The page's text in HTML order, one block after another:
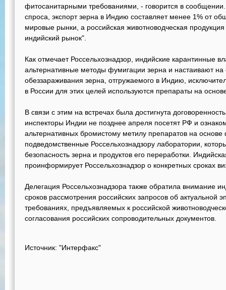
фитосанитарными требованиями, - говорится в
спроса, экспорт зерна в Индию составляет менее 1% от
мировые рынки, а российская животноводческая
индийский рынок".
Как отмечает Россельхознадзор, индийские карантинные
альтернативные методы фумигации зерна и настаивают
обеззараживания зерна, отгружаемого в Индию,
в России для этих целей используются препараты на
В связи с этим на встречах была достигнута
инспекторы Индии не позднее апреля посетят РФ и
альтернативных бромистому метилу препаратов на
подведомственные Россельхознадзору лаборатории,
безопасность зерна и продуктов его переработки.
проинформирует Россельхознадзор о конкретных сроках
Делегация Россельхознадзора также обратила внимание
сроков рассмотрения российских запросов об актуальной
требованиях, предъявляемых к российской
согласования российских сопроводительных документов.
Источник: "Интерфакс"